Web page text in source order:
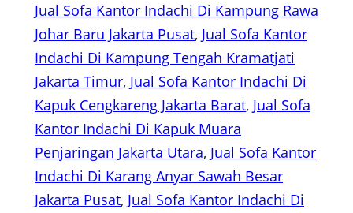
Jual Sofa Kantor Indachi Di Kampung Rawa
Johar Baru Jakarta Pusat, Jual Sofa Kantor
Indachi Di Kampung Tengah Kramatjati
Jakarta Timur, Jual Sofa Kantor Indachi Di
Kapuk Cengkareng Jakarta Barat, Jual Sofa
Kantor Indachi Di Kapuk Muara
Penjaringan Jakarta Utara, Jual Sofa Kantor
Indachi Di Karang Anyar Sawah Besar
Jakarta Pusat, Jual Sofa Kantor Indachi Di